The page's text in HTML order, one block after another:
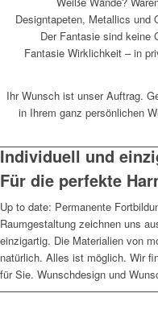
Designtapeten, Metallics und
Der Fantasie sind keine
Fantasie Wirklichkeit – in
Ihr Wunsch ist unser Auftrag.
in Ihrem ganz persönlichen
Individuell und
Für die perfekte
Up to date: Permanente
Raumgestaltung zeichnen uns
einzigartig. Die Materialien von
natürlich. Alles ist möglich. Wir
für Sie. Wunschdesign und